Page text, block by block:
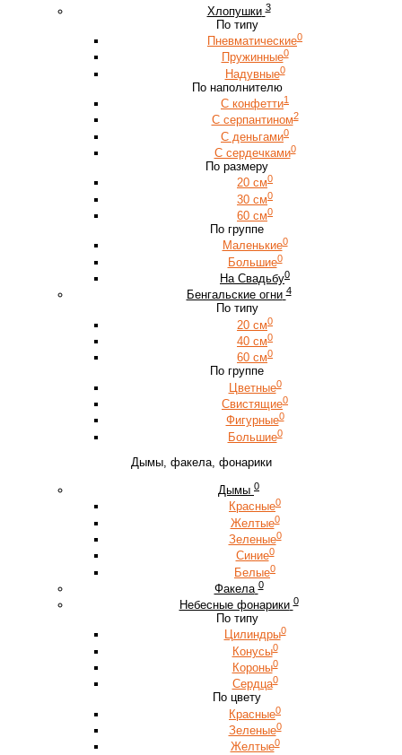
Хлопушки 3
По типу
Пневматические0
Пружинные0
Надувные0
По наполнителю
С конфетти1
С серпантином2
С деньгами0
С сердечками0
По размеру
20 см0
30 см0
60 см0
По группе
Маленькие0
Большие0
На Свадьбу0
Бенгальские огни 4
По типу
20 см0
40 см0
60 см0
По группе
Цветные0
Свистящие0
Фигурные0
Большие0
Дымы, факела, фонарики
Дымы 0
Красные0
Желтые0
Зеленые0
Синие0
Белые0
Факела 0
Небесные фонарики 0
По типу
Цилиндры0
Конусы0
Короны0
Сердца0
По цвету
Красные0
Зеленые0
Желтые0